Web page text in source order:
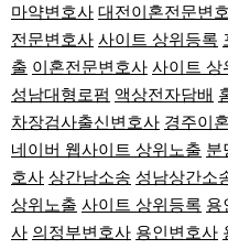
마약변호사 대전이혼전문변
전문변호사 사이트 상위등록
출 이혼전문변호사 사이트 상
성남대형로펌 액상전자담배
차장검사출신변호사 경주이
네이버 웹사이트 상위노출 분
호사 상간남소송 성남상간소
상위노출 사이트 상위등록 용
사 의정부변호사 용인변호사